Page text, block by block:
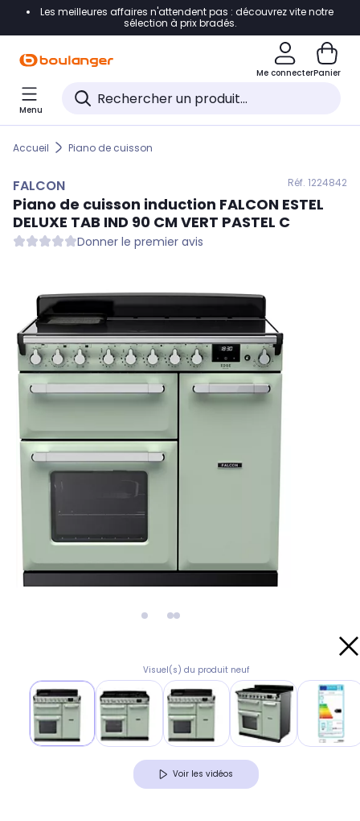
Accéder directement à la navigation
Accéder directement au pied de page
Accéder directement au chatbot
Les meilleures affaires n'attendent pas : découvrez vite notre
sélection à prix bradés.
Me connecterPanier
Menu
Accueil Piano de cuisson
FALCON Réf. 1224842
Piano de cuisson induction FALCON ESTEL
DELUXE TAB IND 90 CM VERT PASTEL C
Donner le premier avis
Visuel(s) du produit neuf
Voir les vidéos